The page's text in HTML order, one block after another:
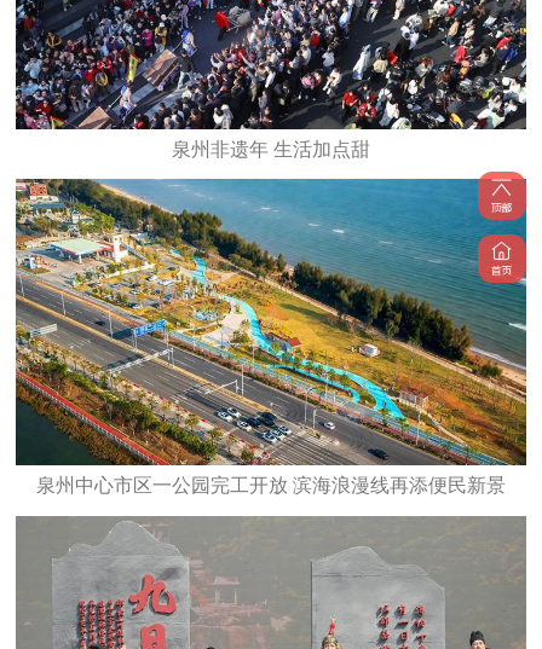
泉州非遗年 生活加点甜
泉州中心市区一公园完工开放 滨海浪漫线再添便民新景